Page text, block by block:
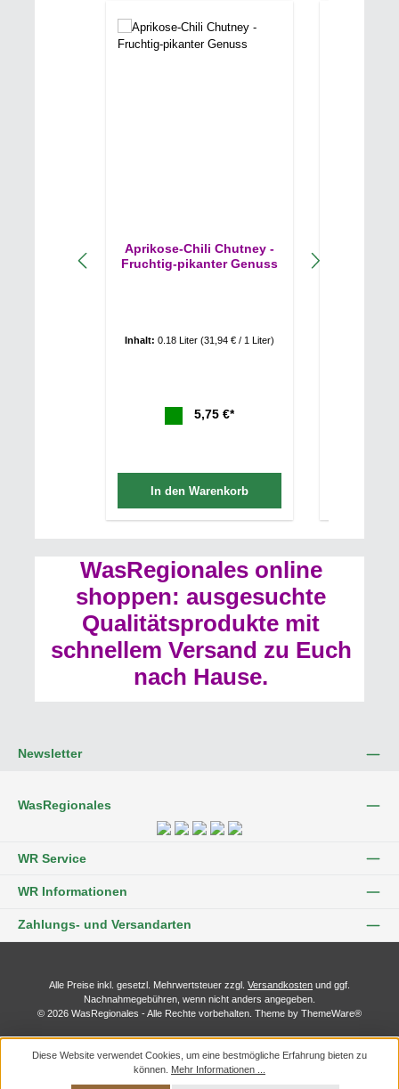
Aprikose-Chili Chutney -
Fruchtig-pikanter Genuss
Inhalt: 0.18 Liter (31,94 € / 1 Liter)
5,75 €*
In den Warenkorb
WasRegionales online
shoppen: ausgesuchte
Qualitätsprodukte mit
schnellem Versand zu Euch
nach Hause.
Newsletter
WasRegionales
WR Service
WR Informationen
Zahlungs- und Versandarten
Alle Preise inkl. gesetzl. Mehrwertsteuer zzgl. Versandkosten und ggf.
Nachnahmegebühren, wenn nicht anders angegeben.
© 2026 WasRegionales - Alle Rechte vorbehalten. Theme by ThemeWare®
Diese Website verwendet Cookies, um eine bestmögliche Erfahrung bieten zu
können. Mehr Informationen ...